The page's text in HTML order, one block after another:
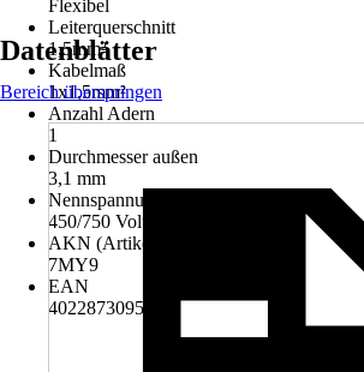
Flexibel
Leiterquerschnitt
1,5mm²
Kabelmaß
1x1,5mm²
Anzahl Adern
1
Durchmesser außen
3,1 mm
Nennspannung
450/750 Volt
AKN (Artikelkurznummer)
7MY9
EAN
4022873095491
Datenblätter
Bereich überspringen